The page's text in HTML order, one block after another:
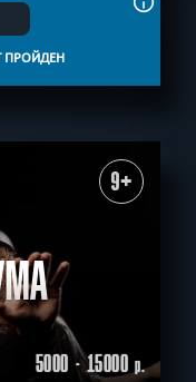
ПРОЙДЕН
9+
5000 - 15000р.